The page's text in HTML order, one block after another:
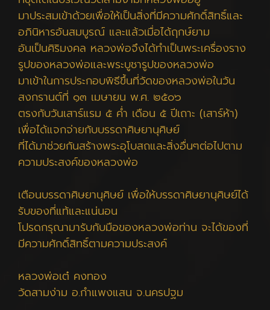
มาประสมเข้าด้วยเพื่อให้เป็นสิ่งที่มีความศักดิ์สิทธิ์และ
อภินิหารอันสมบูรณ์ และแล้วเมื่อได้ฤกษ์ยาม
อันเป็นศิริมงคล หลวงพ่อจึงได้ทำเป็นพระเครื่องราง
รูปของหลวงพ่อและพระบูชารูปของหลวงพ่อ
มาเข้าในการประกอบพิธีขึ้นที่วัดของหลวงพ่อในวัน
สงกรานต์ที่ ๑๓ เมษายน พ.ศ. ๒๕๐๖
ตรงกับวันเสาร์แรม ๕ ค่ำ เดือน ๕ ปีเถาะ (เสาร์ห้า)
เพื่อได้แจกจ่ายกับบรรดาศิษยานุศิษย์
ที่ได้มาช่วยกันสร้างพระอุโบสถและสิ่งอื่นๆต่อไปตาม
ความประสงค์ของหลวงพ่อ
เตือนบรรดาศิษยานุศิษย์ เพื่อให้บรรดาศิษยานุศิษย์ได้
รับของที่แท้และแน่นอน
โปรดกรุณามารับกับมือของหลวงพ่อท่าน จะได้ของที่
มีความศักดิ์สิทธิ์ตามความประสงค์
หลวงพ่อเต๋ คงทอง
วัดสามง่าม อ.กำแพงแสน จ.นครปฐม